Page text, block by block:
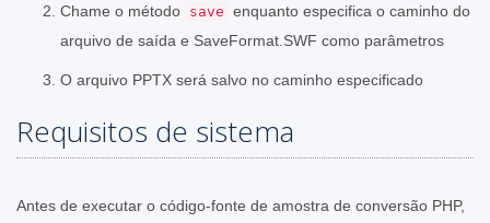
Chame o método save enquanto especifica o caminho do
arquivo de saída e SaveFormat.SWF como parâmetros
O arquivo PPTX será salvo no caminho especificado
Requisitos de sistema
Antes de executar o código-fonte de amostra de conversão PHP,